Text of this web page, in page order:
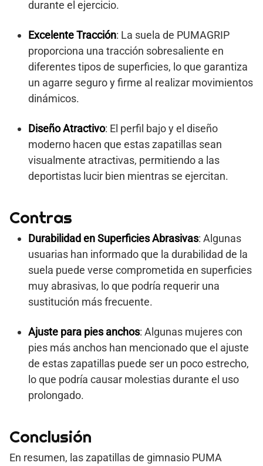
durante el ejercicio.
Excelente Tracción: La suela de PUMAGRIP
proporciona una tracción sobresaliente en
diferentes tipos de superficies, lo que garantiza
un agarre seguro y firme al realizar movimientos
dinámicos.
Diseño Atractivo: El perfil bajo y el diseño
moderno hacen que estas zapatillas sean
visualmente atractivas, permitiendo a las
deportistas lucir bien mientras se ejercitan.
Contras
Durabilidad en Superficies Abrasivas: Algunas
usuarias han informado que la durabilidad de la
suela puede verse comprometida en superficies
muy abrasivas, lo que podría requerir una
sustitución más frecuente.
Ajuste para pies anchos: Algunas mujeres con
pies más anchos han mencionado que el ajuste
de estas zapatillas puede ser un poco estrecho,
lo que podría causar molestias durante el uso
prolongado.
Conclusión
En resumen, las zapatillas de gimnasio PUMA